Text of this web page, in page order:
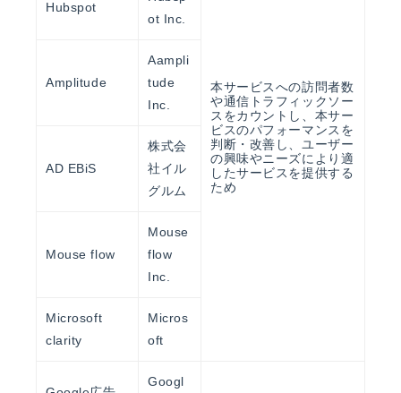
本サービスへの訪問者数
や通信トラフィックソー
スをカウントし、本サー
ビスのパフォーマンスを
判断・改善し、ユーザー
の興味やニーズにより適
したサービスを提供する
ため
Hubspot
ot Inc.
Amplitude
Aampli
tude
Inc.
AD EBiS
株式会
社イル
グルム
Mouse flow
Mouse
flow
Inc.
Microsoft
clarity
Micros
oft
Googl